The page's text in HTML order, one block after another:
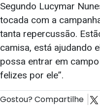
Segundo Lucymar
tocada com a
tanta repercussão.
camisa, está ajudando
possa entrar em
felizes por ele”.
Gostou? Compartilhe